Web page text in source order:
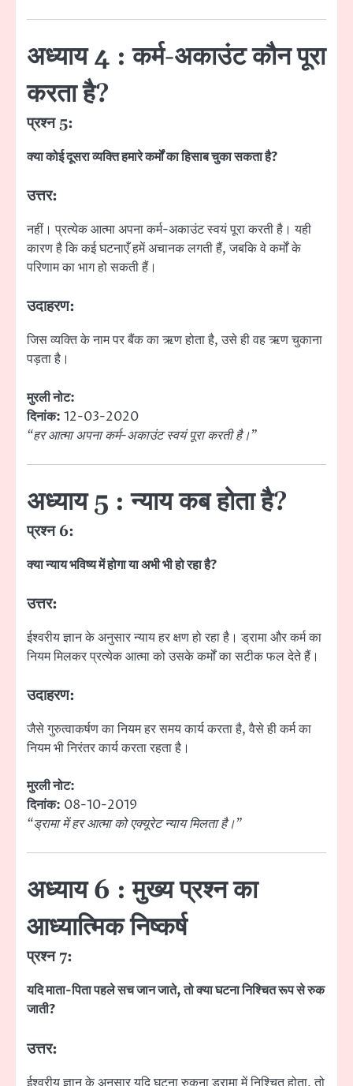
अध्याय 4 : कर्म-अकाउंट कौन पूरा
करता है?
प्रश्न 5:
क्या कोई दूसरा व्यक्ति हमारे कर्मों का हिसाब चुका सकता है?
उत्तर:
नहीं। प्रत्येक आत्मा अपना कर्म-अकाउंट स्वयं पूरा करती है। यही
कारण है कि कई घटनाएँ हमें अचानक लगती हैं, जबकि वे कर्मों के
परिणाम का भाग हो सकती हैं।
उदाहरण:
जिस व्यक्ति के नाम पर बैंक का ऋण होता है, उसे ही वह ऋण चुकाना
पड़ता है।
मुरली नोट:
दिनांक: 12-03-2020
“हर आत्मा अपना कर्म-अकाउंट स्वयं पूरा करती है।”
अध्याय 5 : न्याय कब होता है?
प्रश्न 6:
क्या न्याय भविष्य में होगा या अभी भी हो रहा है?
उत्तर:
ईश्वरीय ज्ञान के अनुसार न्याय हर क्षण हो रहा है। ड्रामा और कर्म का
नियम मिलकर प्रत्येक आत्मा को उसके कर्मों का सटीक फल देते हैं।
उदाहरण:
जैसे गुरुत्वाकर्षण का नियम हर समय कार्य करता है, वैसे ही कर्म का
नियम भी निरंतर कार्य करता रहता है।
मुरली नोट:
दिनांक: 08-10-2019
“ड्रामा में हर आत्मा को एक्यूरेट न्याय मिलता है।”
अध्याय 6 : मुख्य प्रश्न का
आध्यात्मिक निष्कर्ष
प्रश्न 7:
यदि माता-पिता पहले सच जान जाते, तो क्या घटना निश्चित रूप से रुक
जाती?
उत्तर:
ईश्वरीय ज्ञान के अनुसार यदि घटना रुकना ड्रामा में निश्चित होता, तो